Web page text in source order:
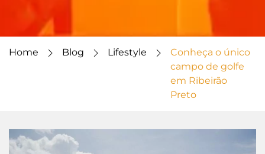
Home Blog Lifestyle
Conheça o único
campo de golfe
em Ribeirão
Preto